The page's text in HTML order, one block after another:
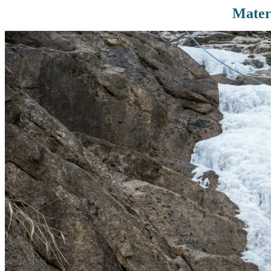
Terremotos
Topográficos
Vértices Geodésicos